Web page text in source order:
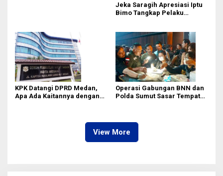
Jeka Saragih Apresiasi Iptu
Bimo Tangkap Pelaku
Terowongan Pancasila
KPK Datangi DPRD Medan,
Apa Ada Kaitannya dengan
Operasi Gabungan BNN dan
Polda Sumut Sasar Tempat
View More